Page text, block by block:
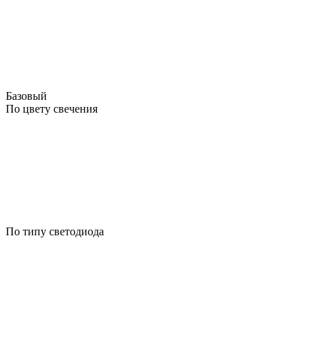
Базовый
По цвету свечения
По типу светодиода